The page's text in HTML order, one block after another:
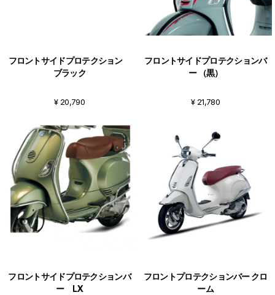
フロントサイドプロテクション
ブラック
¥ 20,790
フロントサイドプロテクションバ
ー （黒）
¥ 21,780
フロントサイドプロテクションバ
ー LX
フロントプロテクションバー クロ
ーム